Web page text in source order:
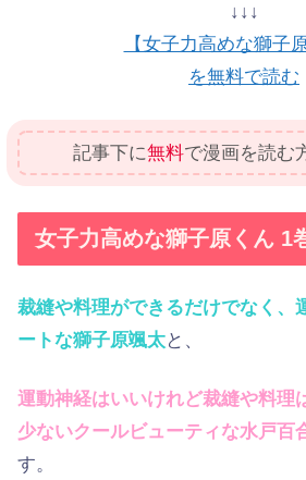
↓↓↓
【女子力高めな獅子
を無料で読む
記事下に無料で漫画を読む
女子力高めな獅子原くん 1
裁縫や料理ができるだけでなく、
ートな獅子原颯太と、
運動神経はいいけれど裁縫や料理
少ないクールビューティな水戸百
す。